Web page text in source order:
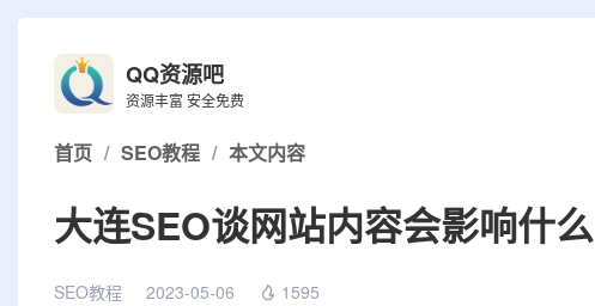
QQ资源吧
资源丰富 安全免费
首页 / SEO教程 / 本文内容
大连SEO谈网站内容会影响什么
SEO教程 2023-05-06 1595